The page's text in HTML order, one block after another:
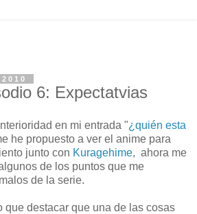
6: Expectatvias
en mi entrada "¿quién esta
he propuesto a ver el anime para
junto con Kuragehime, ahora me
de los puntos que me
de la serie.
que destacar que una de las cosas